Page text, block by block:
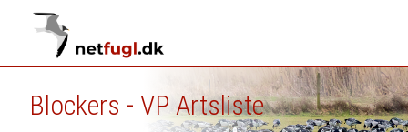
Blockers - VP Artsliste